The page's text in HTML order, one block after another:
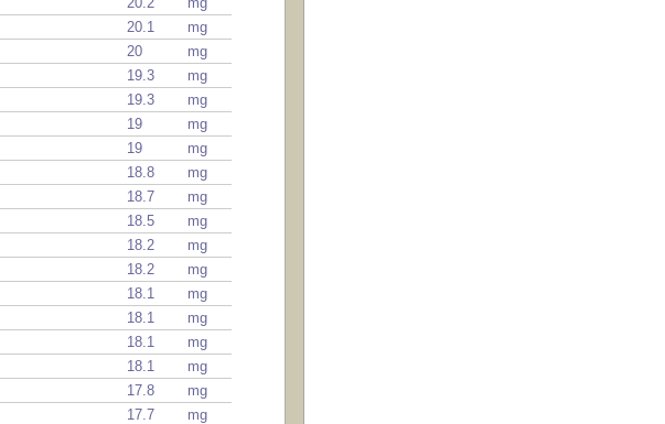
20.1
mg
20
mg
19.3
mg
19.3
mg
19
mg
19
mg
18.8
mg
18.7
mg
18.5
mg
18.2
mg
18.2
mg
18.1
mg
18.1
mg
18.1
mg
18.1
mg
17.8
mg
17.7
mg